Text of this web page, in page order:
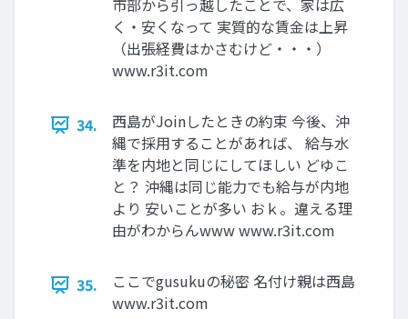
市部から引っ越したことで、家は広
く・安くなって 実質的な賃金は上昇
（出張経費はかさむけど・・・）
www.r3it.com
34.
西島がJoinしたときの約束 今後、沖
縄で採用することがあれば、 給与水
準を内地と同じにしてほしい どゆこ
と？ 沖縄は同じ能力でも給与が内地
より 安いことが多い おｋ。違える理
由がわからんwww www.r3it.com
35.
ここでgusukuの秘密 名付け親は西島
www.r3it.com